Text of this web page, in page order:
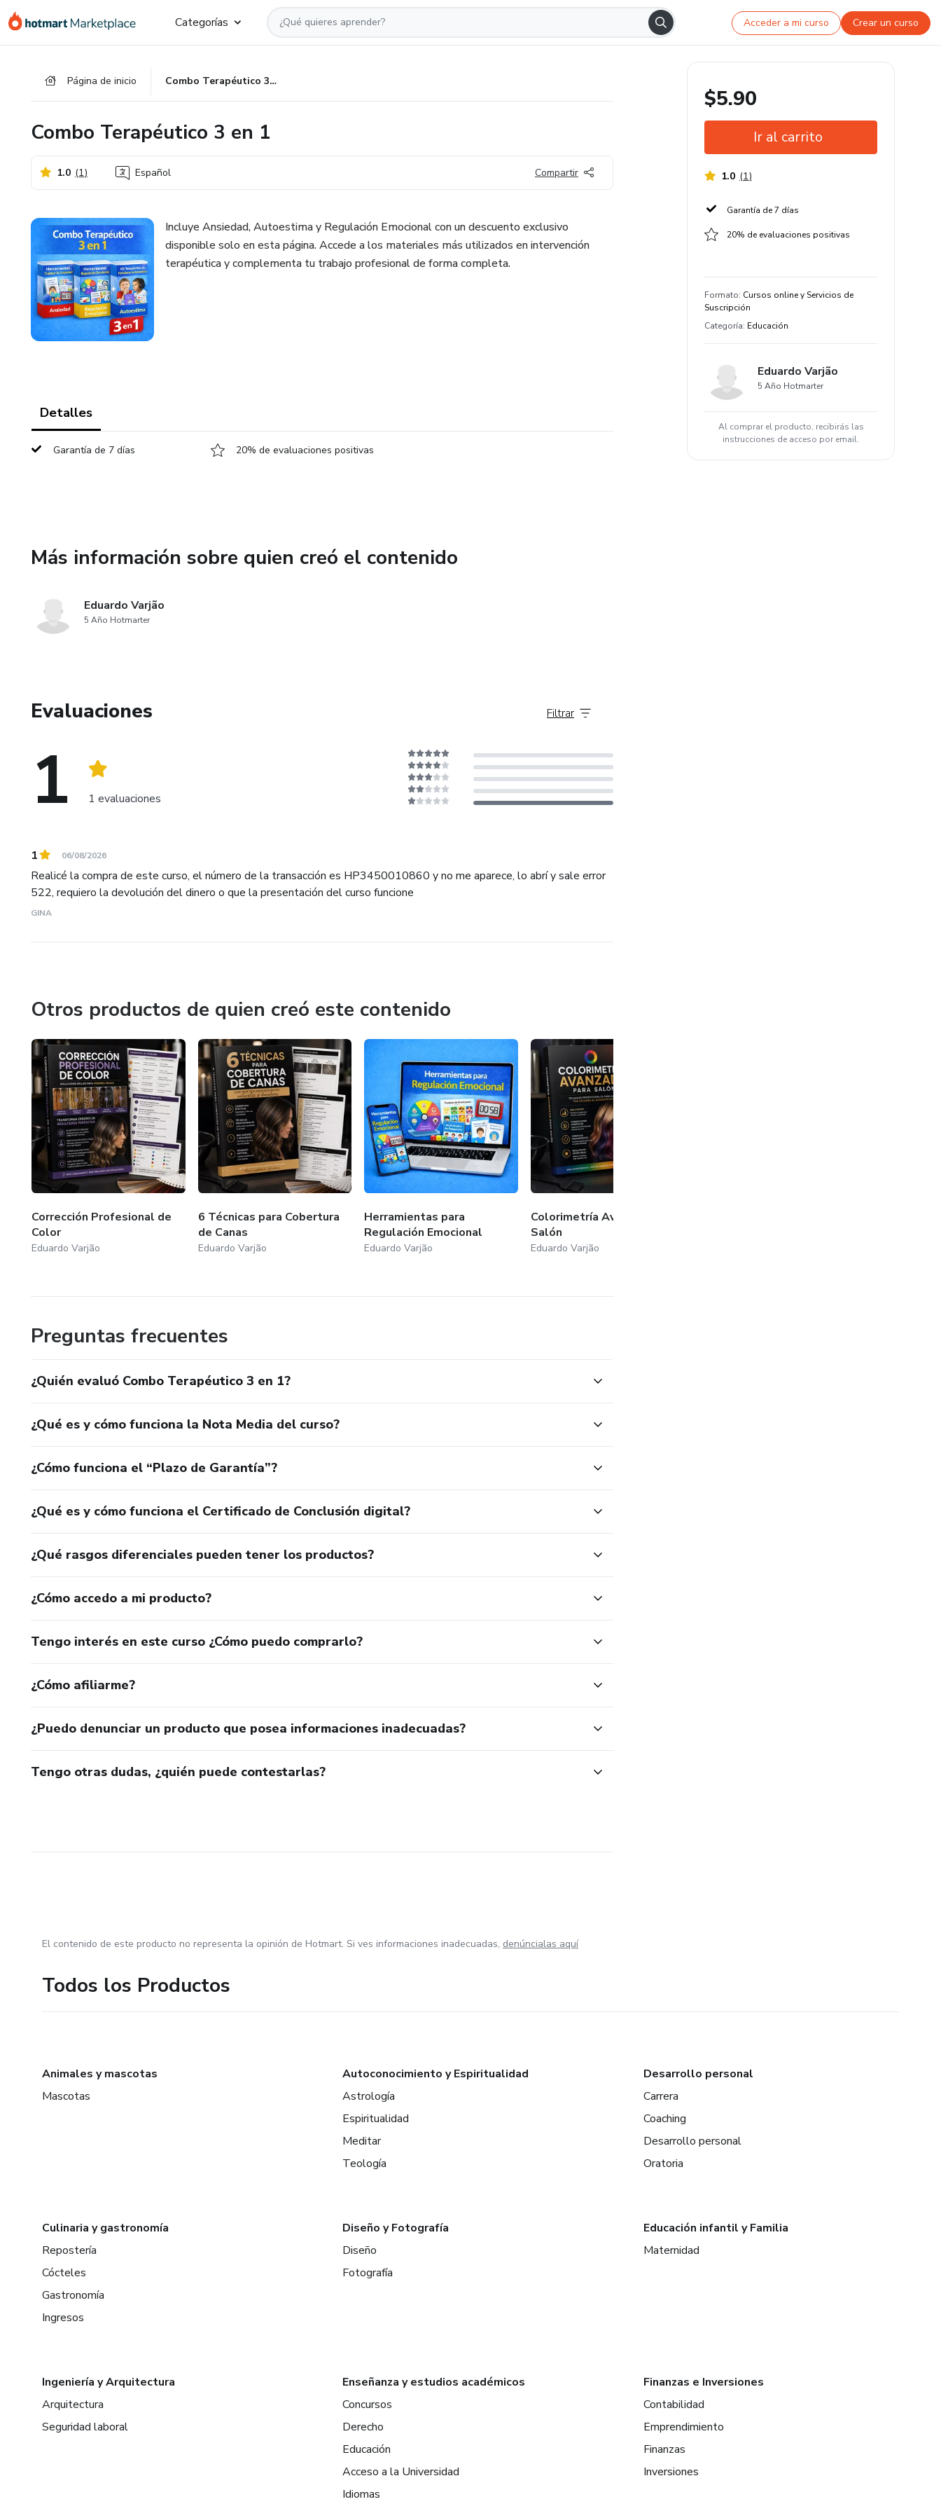
Categorías Acceder a mi curso Crear un curso
Página de inicio Combo Terapéutico 3 en 1
Combo Terapéutico 3 en 1
1.0 (1) Español Compartir
Incluye Ansiedad, Autoestima y Regulación Emocional con un descuento exclusivo
disponible solo en esta página. Accede a los materiales más utilizados en intervención
terapéutica y complementa tu trabajo profesional de forma completa.
Detalles
Garantía de 7 días 20% de evaluaciones positivas
Más información sobre quien creó el contenido
Eduardo Varjão
5 Año Hotmarter
Evaluaciones
1 1 evaluaciones
Filtrar
1 06/08/2026
Realicé la compra de este curso, el número de la transacción es HP3450010860 y no me aparece, lo abrí y sale error
522, requiero la devolución del dinero o que la presentación del curso funcione
GINA
Otros productos de quien creó este contenido
Corrección Profesional de
Color
Eduardo Varjão
6 Técnicas para Cobertura
de Canas
Eduardo Varjão
Herramientas para
Regulación Emocional
Eduardo Varjão
Colorimetría Avanzada para
Salón
Eduardo Varjão
Preguntas frecuentes
¿Quién evaluó Combo Terapéutico 3 en 1?
¿Qué es y cómo funciona la Nota Media del curso?
¿Cómo funciona el “Plazo de Garantía”?
¿Qué es y cómo funciona el Certificado de Conclusión digital?
¿Qué rasgos diferenciales pueden tener los productos?
¿Cómo accedo a mi producto?
Tengo interés en este curso ¿Cómo puedo comprarlo?
¿Cómo afiliarme?
¿Puedo denunciar un producto que posea informaciones inadecuadas?
Tengo otras dudas, ¿quién puede contestarlas?
$5.90
Ir al carrito
1.0 (1)
Garantía de 7 días
20% de evaluaciones positivas
Formato: Cursos online y Servicios de
Suscripción
Categoría: Educación
Eduardo Varjão
5 Año Hotmarter
Al comprar el producto, recibirás las
instrucciones de acceso por email.
El contenido de este producto no representa la opinión de Hotmart. Si ves informaciones inadecuadas, denúncialas aquí
Todos los Productos
Animales y mascotas
Mascotas
Autoconocimiento y Espiritualidad
Astrología
Espiritualidad
Meditar
Teología
Desarrollo personal
Carrera
Coaching
Desarrollo personal
Oratoria
Culinaria y gastronomía
Repostería
Cócteles
Gastronomía
Ingresos
Diseño y Fotografía
Diseño
Fotografía
Educación infantil y Familia
Maternidad
Ingeniería y Arquitectura
Arquitectura
Seguridad laboral
Enseñanza y estudios académicos
Concursos
Derecho
Educación
Acceso a la Universidad
Idiomas
Finanzas e Inversiones
Contabilidad
Emprendimiento
Finanzas
Inversiones